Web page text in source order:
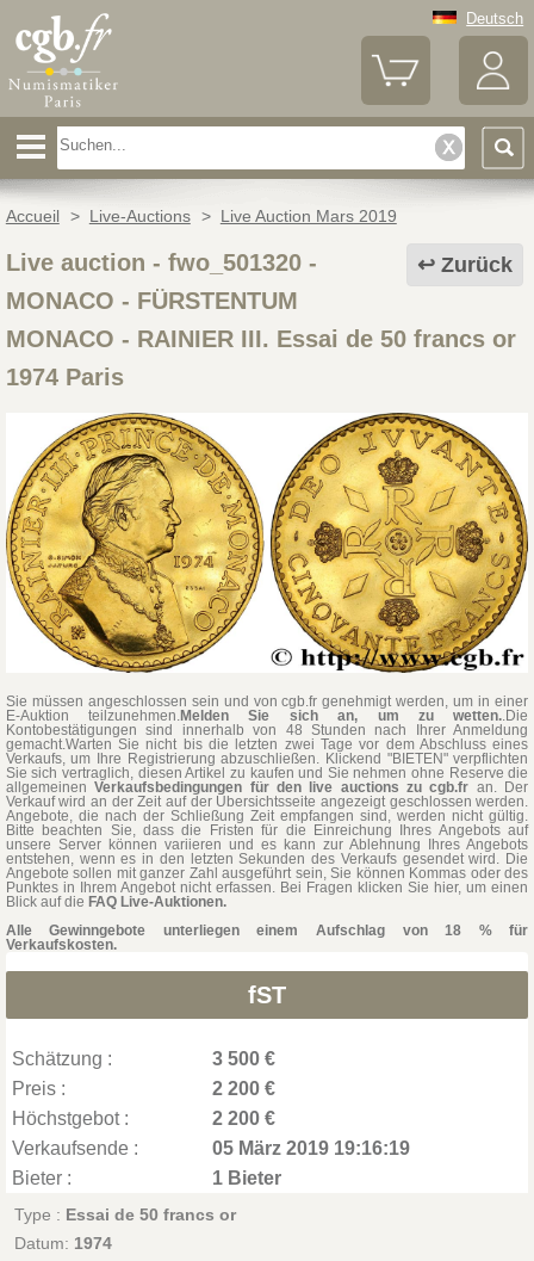
Deutsch
Accueil > Live-Auctions > Live Auction Mars 2019
Zurück
Live auction - fwo_501320-
MONACO - FÜRSTENTUM
MONACO - RAINIER III. Essai de 50 francs or
1974 Paris
Sie müssen angeschlossen sein und von cgb.fr genehmigt werden, um in einer
E-Auktion teilzunehmen.Melden Sie sich an, um zu wetten..Die
Kontobestätigungen sind innerhalb von 48 Stunden nach Ihrer Anmeldung
gemacht.Warten Sie nicht bis die letzten zwei Tage vor dem Abschluss eines
Verkaufs, um Ihre Registrierung abzuschließen. Klickend "BIETEN" verpflichten
Sie sich vertraglich, diesen Artikel zu kaufen und Sie nehmen ohne Reserve die
allgemeinenVerkaufsbedingungen für den live auctions zu cgb.fr an. Der
Verkauf wird an der Zeit auf der Übersichtsseite angezeigt geschlossen werden.
Angebote, die nach der Schließung Zeit empfangen sind, werden nicht gültig.
Bitte beachten Sie, dass die Fristen für die Einreichung Ihres Angebots auf
unsere Server können variieren und es kann zur Ablehnung Ihres Angebots
entstehen, wenn es in den letzten Sekunden des Verkaufs gesendet wird. Die
Angebote sollen mit ganzer Zahl ausgeführt sein, Sie können Kommas oder des
Punktes in Ihrem Angebot nicht erfassen. Bei Fragen klicken Sie hier, um einen
Blick auf die FAQ Live-Auktionen.
Alle Gewinngebote unterliegen einem Aufschlag von 18 % für
Verkaufskosten.
fST
Schätzung :
3 500 €
Preis :
2 200 €
Höchstgebot :
2 200 €
Verkaufsende :
05 März 2019 19:16:19
Bieter :
1 Bieter
Type : Essai de 50 francs or
Datum: 1974